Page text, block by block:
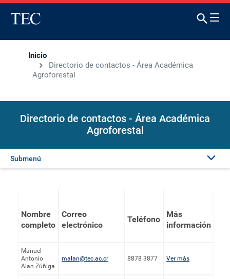
Inicio
Directorio de contactos - Área Académica
Agroforestal
Directorio de contactos - Área Académica
Agroforestal
Submenú
Nombre
completo
Correo
electrónico
Teléfono
Más
información
Manuel
Antonio
Alan Zúñiga
malan@tec.ac.cr 8878 3877 Ver más